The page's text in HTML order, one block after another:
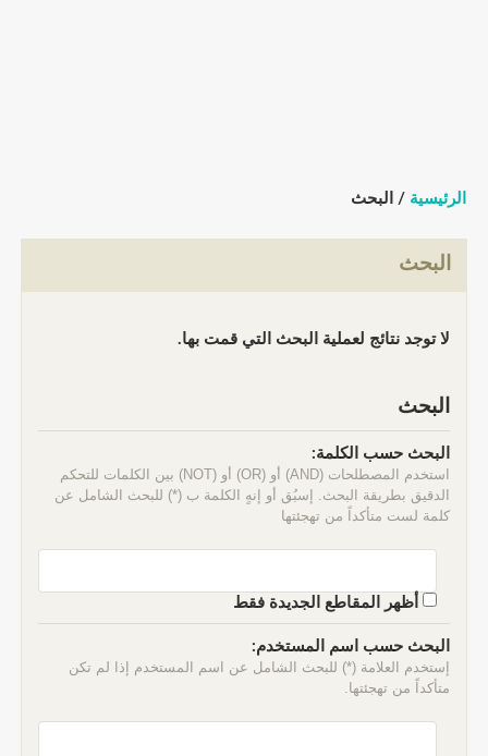
الرئيسية / البحث
البحث
لا توجد نتائج لعملية البحث التي قمت بها.
البحث
البحث حسب الكلمة:
استخدم المصطلحات (AND) أو (OR) أو (NOT) بين الكلمات للتحكم
الدقيق بطريقة البحث. إسبُق أو إنهٍ الكلمة ب (*) للبحث الشامل عن
كلمة لست متأكداً من تهجئتها
أظهر المقاطع الجديدة فقط
البحث حسب اسم المستخدم:
إستخدم العلامة (*) للبحث الشامل عن اسم المستخدم إذا لم تكن
متأكداً من تهجئتها.